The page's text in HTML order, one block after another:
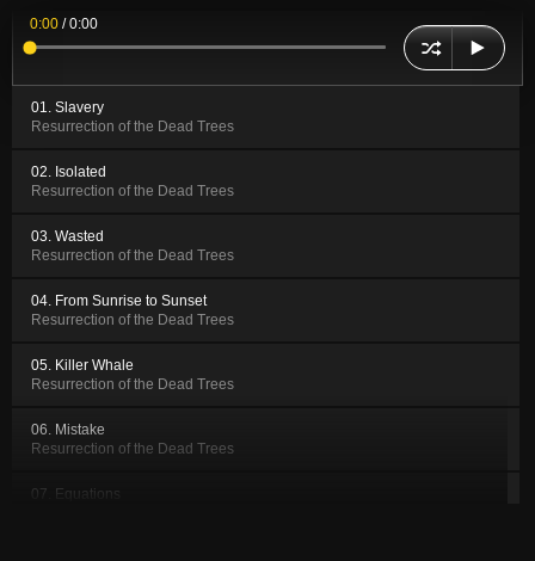
0:00 /0:00
01. Slavery
Resurrection of the Dead Trees
02. Isolated
Resurrection of the Dead Trees
03. Wasted
Resurrection of the Dead Trees
04. From Sunrise to Sunset
Resurrection of the Dead Trees
05. Killer Whale
Resurrection of the Dead Trees
06. Mistake
Resurrection of the Dead Trees
07. Equations